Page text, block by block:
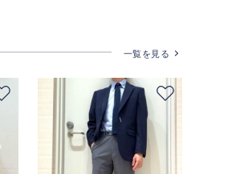
一覧を見る